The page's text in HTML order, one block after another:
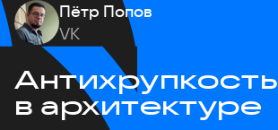
Пётр Попов
VK
Антихрупкость
в архитектуре